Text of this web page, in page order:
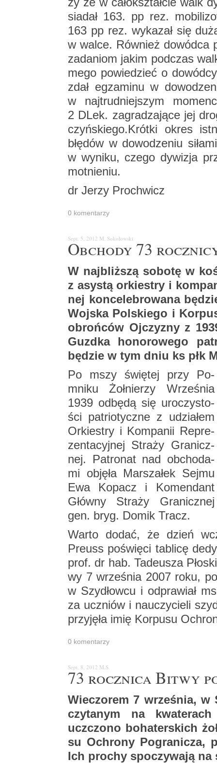
dr Jerzy Pro­chwicz
0 ko­men­ta­rzy
Sept. 5, 2012 M. So­ko­łow­ski
Ob­cho­dy 73
W naj­bliż­szą so­bo­tę w
z asy­stą or­kie­stry i
nej kon­ce­le­bro­wa­na
Woj­ska Pol­skie­go i
obroń­ców Oj­czy­zny z
Guzd­ka ho­no­ro­we­go
bę­dzie w tym dniu ks płk
Po mszy świę­tej przy Po­
mni­ku Żoł­nie­rzy Wrze­śnia
1939 od­bę­dą się uro­czy­sto­
ści pa­trio­tycz­ne z udzia­łem
Or­kie­stry i Kom­pa­nii Re­pre­
zen­ta­cyj­nej Stra­ży Gra­nicz­
nej. Pa­tro­nat nad ob­cho­da­
mi ob­ję­ła Mar­sza­łek Sejmu
Ewa Ko­pacz i Ko­men­dant
Głów­ny Stra­ży Gra­nicz­nej
gen. bryg. Domik Tracz.
Warto dodać, że dzień
Preuss po­świę­ci ta­bli­cę
prof. dr hab. Ta­de­usza
wy 7 wrze­śnia 2007 roku,
w Szy­dłow­cu i od­pra­wiał
za uczniów i na­uczy­cie­li
przy­ję­ła imię Kor­pu­su
0 ko­men­ta­rzy
Sept. 8, 2012 M.S.
73 rocz­ni­ca Bitwy
Wie­czo­rem 7 wrze­śnia, w
czy­ta­nym na
uczczo­no bo­ha­ter­skich
su Ochro­ny Po­gra­ni­cza,
Ich pro­chy spo­czy­wa­ją na